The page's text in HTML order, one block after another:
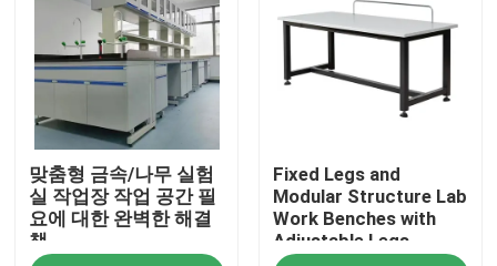
홈
맞춤형 금속/나무 실험
실 작업장 작업 공간 필
요에 대한 완벽한 해결
책
Fixed Legs and
Modular Structure Lab
Work Benches with
Adjustable Legs